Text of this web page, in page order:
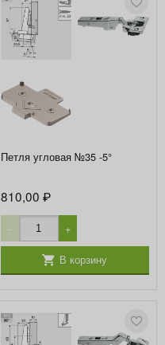
Петля угловая №35 -5°
810,00 ₽
− +
В корзину